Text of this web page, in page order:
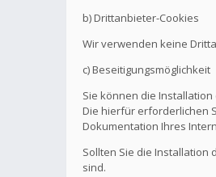
b) Drittanbieter-Cookies
Wir verwenden keine
c) Beseitigungsmöglichkeit
Sie können die
Die hierfür erforderlichen
Dokumentation Ihres
Sollten Sie die
sind.